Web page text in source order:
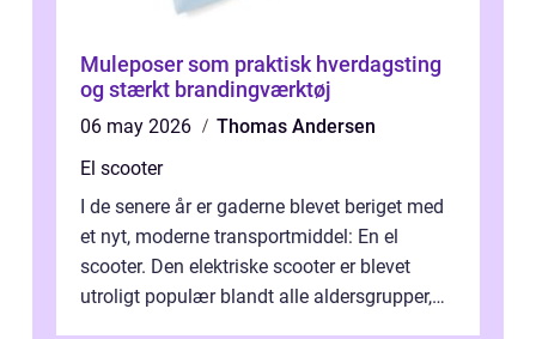
Muleposer som praktisk hverdagsting
og stærkt brandingværktøj
06 may 2026
Thomas Andersen
El scooter
I de senere år er gaderne blevet beriget med
et nyt, moderne transportmiddel: En el
scooter. Den elektriske scooter er blevet
utroligt populær blandt alle aldersgrupper,